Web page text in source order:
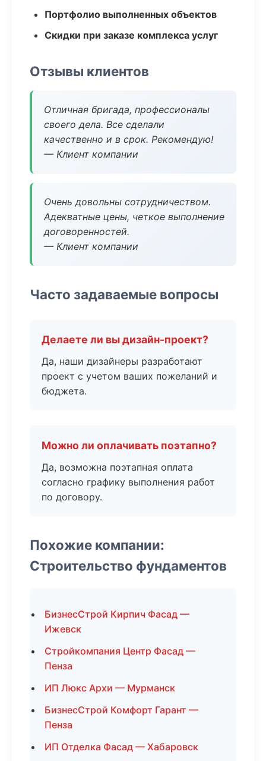
Портфолио выполненных объектов
Скидки при заказе комплекса услуг
Отзывы клиентов
Отличная бригада, профессионалы
своего дела. Все сделали
качественно и в срок. Рекомендую!
— Клиент компании
Очень довольны сотрудничеством.
Адекватные цены, четкое выполнение
договоренностей.
— Клиент компании
Часто задаваемые вопросы
Делаете ли вы дизайн-проект?
Да, наши дизайнеры разработают
проект с учетом ваших пожеланий и
бюджета.
Можно ли оплачивать поэтапно?
Да, возможна поэтапная оплата
согласно графику выполнения работ
по договору.
Похожие компании:
Строительство фундаментов
БизнесСтрой Кирпич Фасад —
Ижевск
Стройкомпания Центр Фасад —
Пенза
ИП Люкс Архи — Мурманск
БизнесСтрой Комфорт Гарант —
Пенза
ИП Отделка Фасад — Хабаровск